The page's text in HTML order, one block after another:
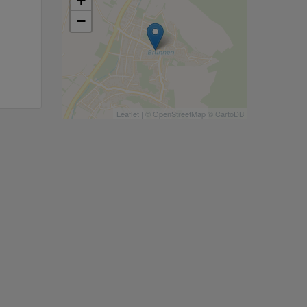
−
Leaflet | © OpenStreetMap © CartoDB